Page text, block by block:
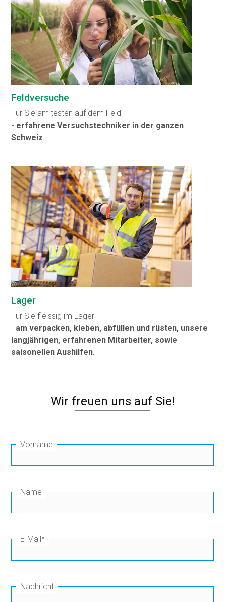
Feldversuche
Für Sie am testen auf dem Feld
- erfahrene Versuchstechniker in der ganzen
Schweiz
Lager
Für Sie fleissig im Lager
- am verpacken, kleben, abfüllen und rüsten, unsere
langjährigen, erfahrenen Mitarbeiter, sowie
saisonellen Aushilfen.
Wir freuen uns auf Sie!
Vorname
Name
E-Mail*
Nachricht